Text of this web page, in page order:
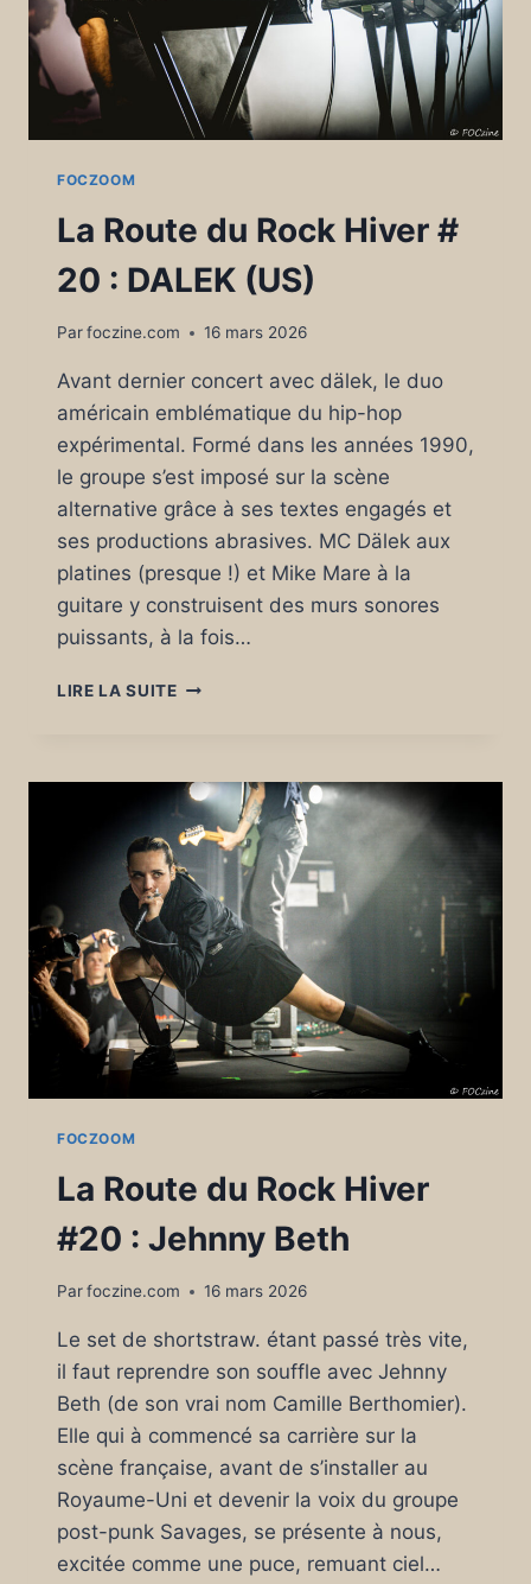
ÉCLIPSE
DE
SOLEIL
IRLANDAISE.
FOCZOOM
La Route du Rock Hiver #
20 : DALEK (US)
Parfoczine.com 16 mars 2026
Avant dernier concert avec dälek, le duo
américain emblématique du hip-hop
expérimental. Formé dans les années 1990,
le groupe s’est imposé sur la scène
alternative grâce à ses textes engagés et
ses productions abrasives. MC Dälek aux
platines (presque !) et Mike Mare à la
guitare y construisent des murs sonores
puissants, à la fois…
LIRE LA SUITELA
HIVER
#
20
:
DALEK
(US)
FOCZOOM
La Route du Rock Hiver
#20 : Jehnny Beth
Parfoczine.com 16 mars 2026
Le set de shortstraw. étant passé très vite,
il faut reprendre son souffle avec Jehnny
Beth (de son vrai nom Camille Berthomier).
Elle qui à commencé sa carrière sur la
scène française, avant de s’installer au
Royaume-Uni et devenir la voix du groupe
post-punk Savages, se présente à nous,
excitée comme une puce, remuant ciel…